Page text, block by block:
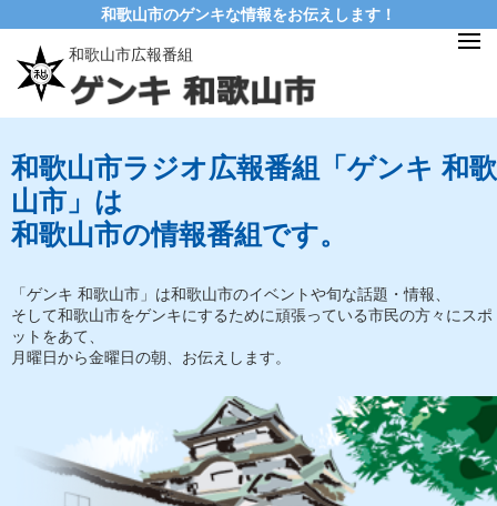
和歌山市のゲンキな情報をお伝えします！
和歌山市広報番組
和歌山市ラジオ広報番組「ゲンキ 和歌
山市」は
和歌山市の情報番組です。
「ゲンキ 和歌山市」は和歌山市のイベントや旬な話題・情報、
そして和歌山市をゲンキにするために頑張っている市民の方々にスポ
ットをあて、
月曜日から金曜日の朝、お伝えします。